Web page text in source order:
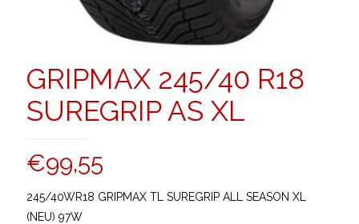
GRIPMAX 245/40 R18
SUREGRIP AS XL
€99,55
245/40WR18 GRIPMAX TL SUREGRIP ALL SEASON XL
(NEU) 97W